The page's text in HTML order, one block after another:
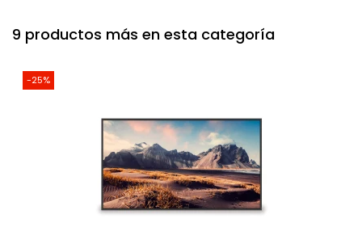
9 productos más en esta categoría
-25%